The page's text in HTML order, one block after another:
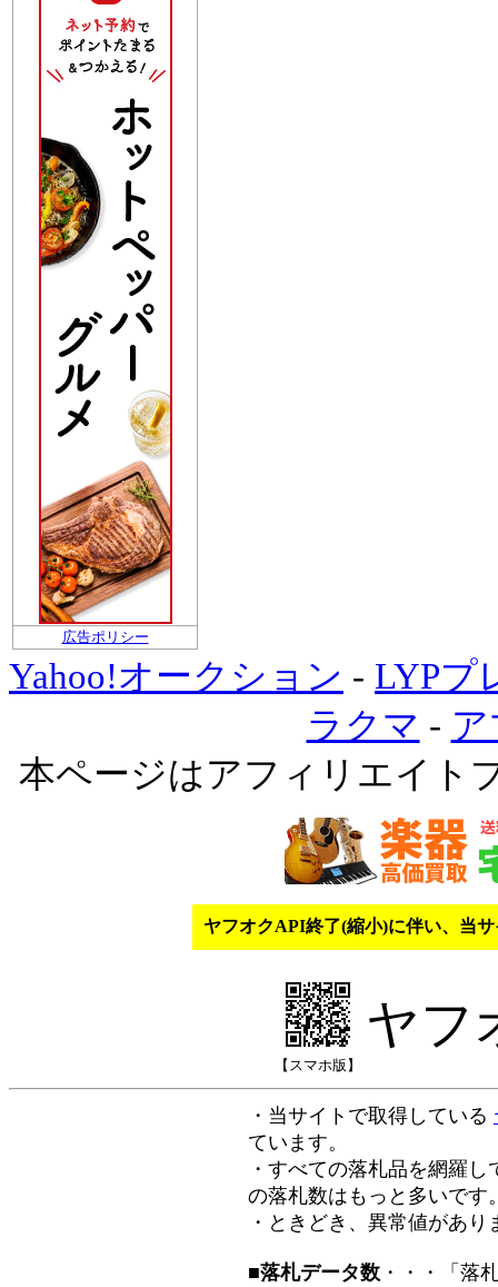
広告ポリシー
Yahoo!オークション - LYPプ
ラクマ -
本ページはアフィリエイト
ヤフオクAPI終了(縮小)に伴い、当
【スマホ版】
ヤフ
・当サイトで取得している
ています。
・すべての落札品を網羅
の落札数はもっと多いです
・ときどき、異常値があ
■落札データ数 ・・・「落